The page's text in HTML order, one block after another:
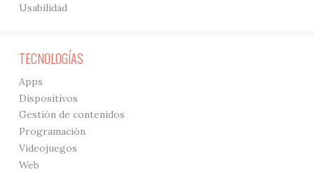
Usabilidad
TECNOLOGÍAS
Apps
Dispositivos
Gestión de contenidos
Programación
Videojuegos
Web